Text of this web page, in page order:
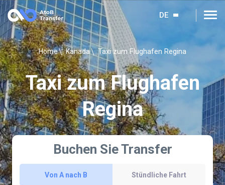
DE
Home Kanada Taxi zum Flughafen Regina
Taxi zum Flughafen
Regina
Buchen Sie Transfer
Von A nach B Stündliche Fahrt